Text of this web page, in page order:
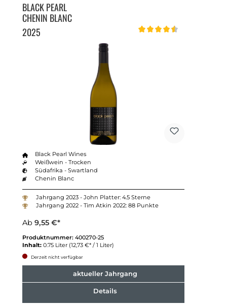
BLACK PEARL
CHENIN BLANC
2025
Black Pearl Wines
Weißwein - Trocken
Südafrika - Swartland
Chenin Blanc
Jahrgang 2023 - John Platter: 4.5 Sterne
Jahrgang 2022 - Tim Atkin 2022: 88 Punkte
Ab 9,55 €*
Produktnummer: 400270-25
Inhalt: 0.75 Liter (12,73 €* / 1 Liter)
Derzeit nicht verfügbar
aktueller Jahrgang
Details